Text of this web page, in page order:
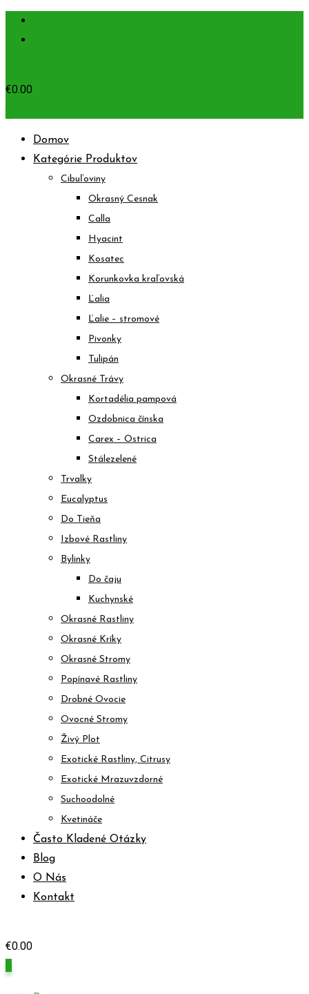
Prejsť
€0.00
Domov
Kategórie Produktov
Cibuľoviny
Okrasný Cesnak
Calla
Hyacint
Kosatec
Korunkovka kraľovská
Ľalia
Ľalie – stromové
Pivonky
Tulipán
Okrasné Trávy
Kortadélia pampová
Ozdobnica čínska
Carex – Ostrica
Stálezelené
Trvalky
Eucalyptus
Do Tieňa
Izbové Rastliny
Bylinky
Do čaju
Kuchynské
Okrasné Rastliny
Okrasné Kríky
Okrasné Stromy
Popínavé Rastliny
Drobné Ovocie
Ovocné Stromy
Živý Plot
Exotické Rastliny, Citrusy
Exotické Mrazuvzdorné
Suchoodolné
Kvetináče
Často Kladené Otázky
Blog
O Nás
Kontakt
€0.00